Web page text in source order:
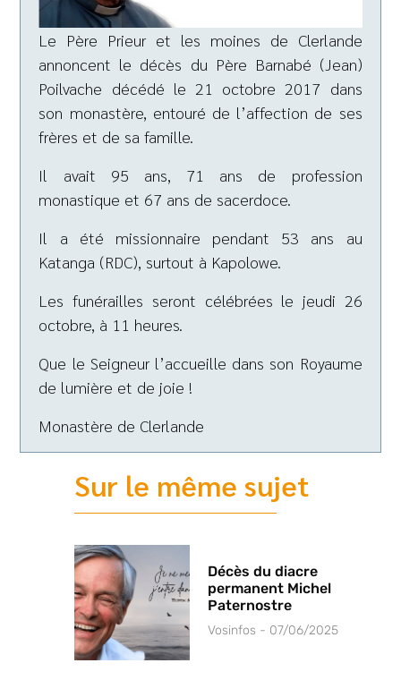
Le Père Prieur et les moines de Clerlande
annoncent le décès du Père Barnabé (Jean)
Poilvache décédé le 21 octobre 2017 dans
son monastère, entouré de l’affection de ses
frères et de sa famille.
Il avait 95 ans, 71 ans de profession
monastique et 67 ans de sacerdoce.
Il a été missionnaire pendant 53 ans au
Katanga (RDC), surtout à Kapolowe.
Les funérailles seront célébrées le jeudi 26
octobre, à 11 heures.
Que le Seigneur l’accueille dans son Royaume
de lumière et de joie !
Monastère de Clerlande
Sur le même sujet
Décès du diacre
permanent Michel
Paternostre
Vosinfos 07/06/2025